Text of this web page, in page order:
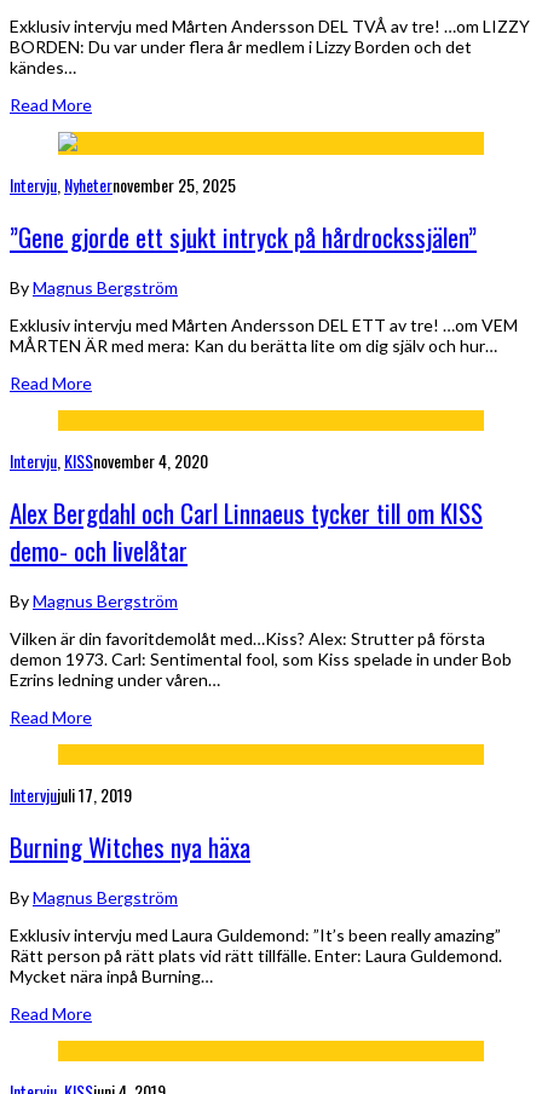
Exklusiv intervju med Mårten Andersson DEL TVÅ av tre! …om LIZZY
BORDEN: Du var under flera år medlem i Lizzy Borden och det
kändes…
Read More
Intervju Nyheternovember 25, 2025
”Gene gjorde ett sjukt intryck på hårdrockssjälen”
ByMagnus Bergström
Exklusiv intervju med Mårten Andersson DEL ETT av tre! …om VEM
MÅRTEN ÄR med mera: Kan du berätta lite om dig själv och hur…
Read More
Intervju KISSnovember 4, 2020
Alex Bergdahl och Carl Linnaeus tycker till om KISS
demo- och livelåtar
ByMagnus Bergström
Vilken är din favoritdemolåt med…Kiss? Alex: Strutter på första
demon 1973. Carl: Sentimental fool, som Kiss spelade in under Bob
Ezrins ledning under våren…
Read More
Intervjujuli 17, 2019
Burning Witches nya häxa
ByMagnus Bergström
Exklusiv intervju med Laura Guldemond: ”It’s been really amazing”
Rätt person på rätt plats vid rätt tillfälle. Enter: Laura Guldemond.
Mycket nära inpå Burning…
Read More